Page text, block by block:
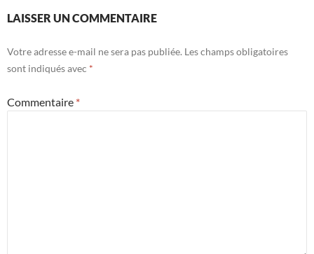
LAISSER UN COMMENTAIRE
Votre adresse e-mail ne sera pas publiée. Les champs obligatoires
sont indiqués avec *
Commentaire *